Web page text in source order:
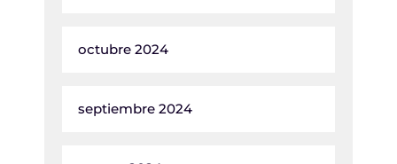
octubre 2024
septiembre 2024